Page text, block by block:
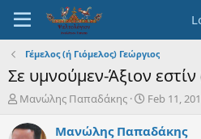
Γέμελος (ή Γιόμελος) Γεώργιος
Σε υμνούμεν-Άξιον
T
r
Μανώλης Παπαδάκης
S
a
Feb 11,
Μανώλης Παπαδάκης